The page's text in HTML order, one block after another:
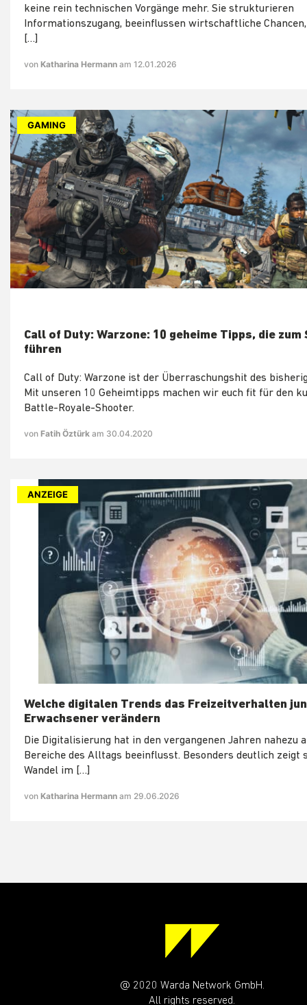
keine rein technischen Vorgänge mehr. Sie strukturieren
Informationszugang, beeinflussen wirtschaftliche
[…]
von Katharina Hermann am 12.01.2026
GAMING
Call of Duty: Warzone: 10 geheime Tipps, die zum
führen
Call of Duty: Warzone ist der Überraschungshit des
Mit unseren 10 Geheimtipps machen wir euch fit für den
Battle-Royale-Shooter.
von Fatih Öztürk am 30.04.2020
ANZEIGE
Welche digitalen Trends das Freizeitverhalten
Erwachsener verändern
Die Digitalisierung hat in den vergangenen Jahren nahezu
Bereiche des Alltags beeinflusst. Besonders deutlich zeigt
Wandel im […]
von Katharina Hermann am 29.06.2026
@ 2020 Warda Network GmbH.
All rights reserved.